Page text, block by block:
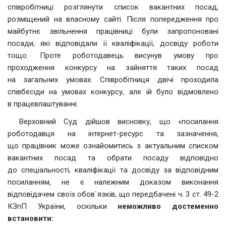
співробітниці розглянути список вакантних посад,
розміщений на власному сайті. Після попередження про
майбутнє звільнення працівниці були запропоновані
посади, які відповідали її кваліфікації, досвіду роботи
тощо. Проте роботодавець висунув умову про
проходження конкурсу на зайняття таких посад
на загальних умовах. Співробітниця двічі проходила
співбесіди на умовах конкурсу, але їй було відмовлено
в працевлаштуванні.
Верховний Суд дійшов висновку, що «посилання
роботодавця на інтернет-ресурс та зазначення,
що працівник може ознайомитись з актуальним списком
вакантних посад та обрати посаду відповідно
до спеціальності, кваліфікації та досвіду за відповідним
посиланням, не є належним доказом виконання
відповідачем своїх обов`язків, що передбачені ч. 3 ст. 49-2
КЗпП України, оскільки неможливо достеменно
встановити: